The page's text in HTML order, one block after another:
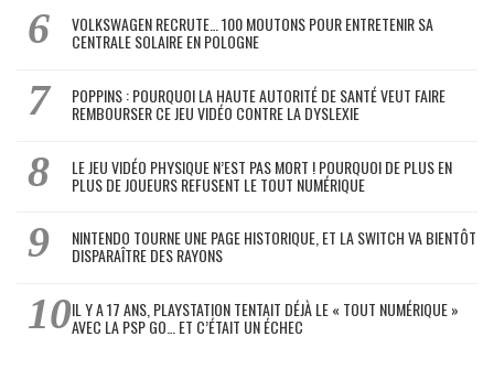
VOLKSWAGEN RECRUTE… 100 MOUTONS POUR ENTRETENIR SA
CENTRALE SOLAIRE EN POLOGNE
POPPINS : POURQUOI LA HAUTE AUTORITÉ DE SANTÉ VEUT FAIRE
REMBOURSER CE JEU VIDÉO CONTRE LA DYSLEXIE
LE JEU VIDÉO PHYSIQUE N’EST PAS MORT ! POURQUOI DE PLUS EN
PLUS DE JOUEURS REFUSENT LE TOUT NUMÉRIQUE
NINTENDO TOURNE UNE PAGE HISTORIQUE, ET LA SWITCH VA BIENTÔT
DISPARAÎTRE DES RAYONS
IL Y A 17 ANS, PLAYSTATION TENTAIT DÉJÀ LE « TOUT NUMÉRIQUE »
AVEC LA PSP GO… ET C’ÉTAIT UN ÉCHEC